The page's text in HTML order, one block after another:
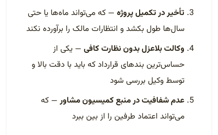
تأخیر در تکمیل پروژه — که می‌تواند ماه‌ها یا حتی
سال‌ها طول بکشد و انتظارات مالک را برآورده نکند
وکالت بلاعزل بدون نظارت کافی — یکی از
حساس‌ترین بندهای قرارداد که باید با دقت بالا و
توسط وکیل بررسی شود
عدم شفافیت در منبع کمیسیون مشاور— که
می‌تواند اعتماد طرفین را از بین ببرد